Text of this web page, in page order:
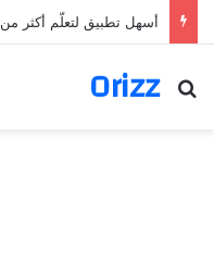
أسهل تطبيق لتعلّم أكثر من 160 ألف فعل بالألمانية
Orizz
بحث عن